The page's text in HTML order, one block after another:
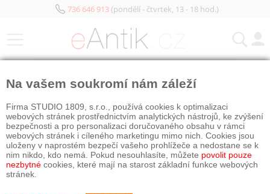
736 646 913(pondělí - čtvrtek, 13 - 18 hod.)
Na vašem soukromí nám záleží
Firma STUDIO 1809, s.r.o., používá cookies k optimalizaci
webových stránek prostřednictvím analytických nástrojů, ke zvýšení
bezpečnosti a pro personalizaci doručovaného obsahu v rámci
webových stránek i cíleného marketingu mimo nich. Cookies jsou
uloženy v naprostém bezpečí vašeho prohlížeče a nedostane se k
nim nikdo, kdo nemá. Pokud nesouhlasíte, můžete povolit pouze
nezbytné cookies, které mají na starost základní funkce webových
stránek.